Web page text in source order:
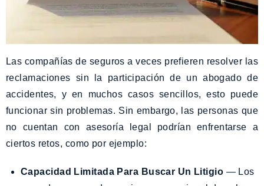
Las compañías de seguros a veces prefieren resolver las
reclamaciones sin la participación de un abogado de
accidentes, y en muchos casos sencillos, esto puede
funcionar sin problemas. Sin embargo, las personas que
no cuentan con asesoría legal podrían enfrentarse a
ciertos retos, como por ejemplo:
Capacidad Limitada Para Buscar Un Litigio — Los